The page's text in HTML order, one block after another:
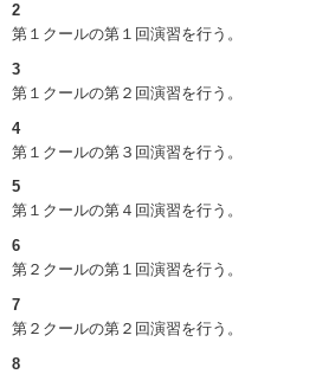
2
第１クールの第１回演習を行う。
3
第１クールの第２回演習を行う。
4
第１クールの第３回演習を行う。
5
第１クールの第４回演習を行う。
6
第２クールの第１回演習を行う。
7
第２クールの第２回演習を行う。
8